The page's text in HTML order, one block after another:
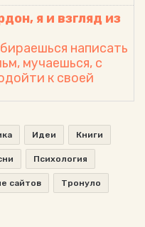
я и взгляд из
написать
мучаешься, с
к своей
Идеи Книги
Психология
сайтов Тронуло